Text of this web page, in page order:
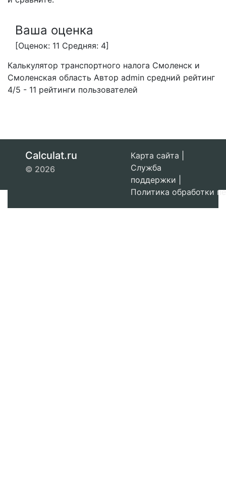
Ваша оценка
[Оценок: 11 Средняя: 4]
Калькулятор транспортного налога Смоленск и
Смоленская область Автор admin средний рейтинг
4/5 - 11 рейтинги пользователей
Calculat.ru
© 2026
Карта сайта
Служба
поддержки
Политика обработки